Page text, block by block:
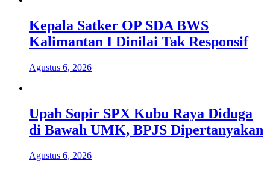
Kepala Satker OP SDA BWS
Kalimantan I Dinilai Tak Responsif
Agustus 6, 2026
Upah Sopir SPX Kubu Raya Diduga
di Bawah UMK, BPJS Dipertanyakan
Agustus 6, 2026